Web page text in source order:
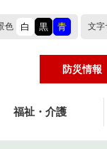
色 白 黒 青 文字
防災情報
福祉・介護